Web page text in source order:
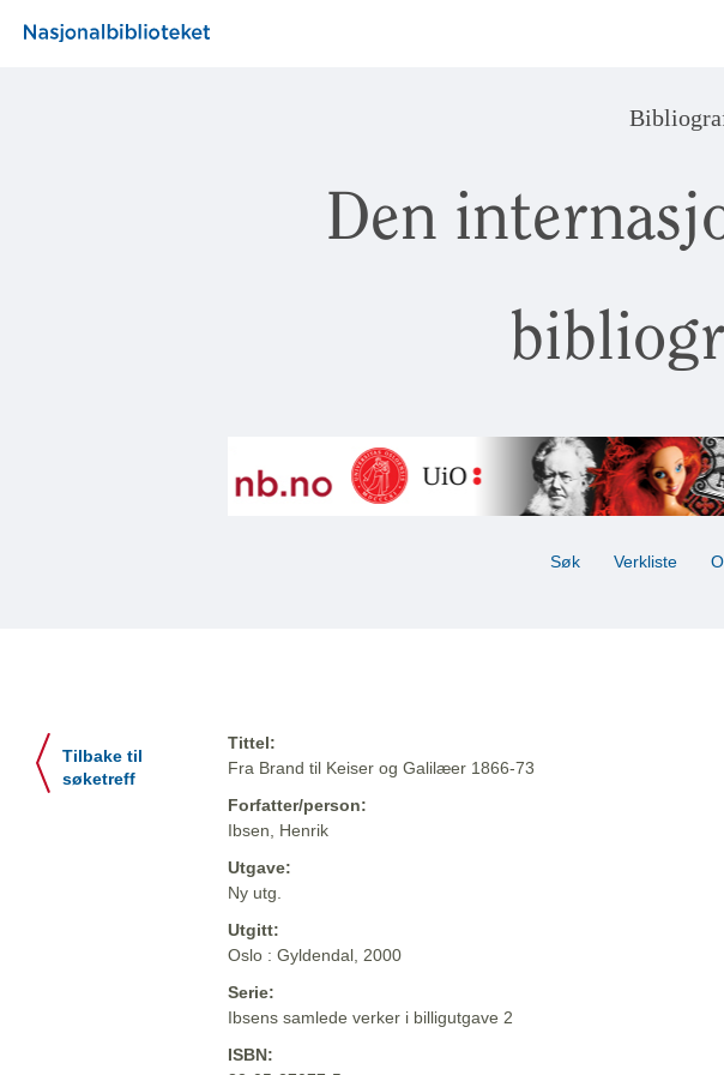
Den
Søk Verkliste
Tilbake til
søketreff
Tittel:
Fra Brand til Keiser og Galilæer 1866-73
Forfatter/person:
Ibsen, Henrik
Utgave:
Ny utg.
Utgitt:
Oslo : Gyldendal, 2000
Serie:
Ibsens samlede verker i billigutgave 2
ISBN: